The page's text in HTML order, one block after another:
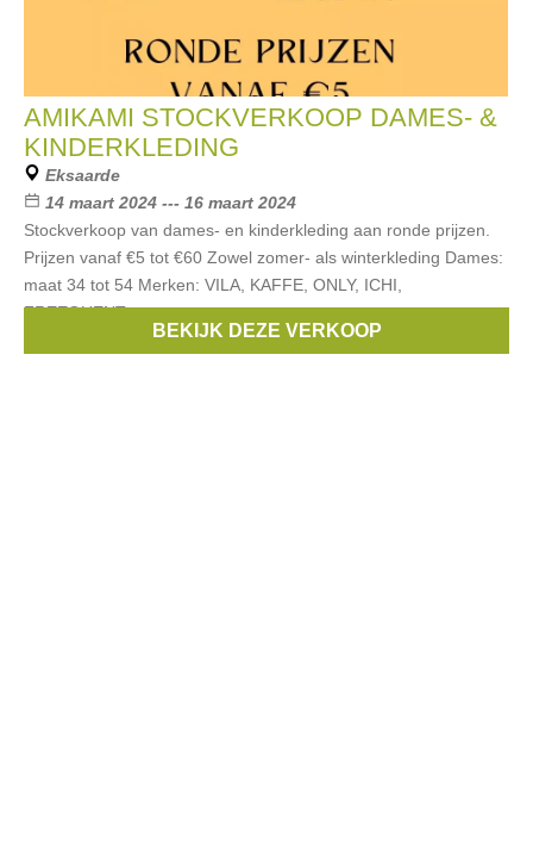
AMIKAMI STOCKVERKOOP DAMES- &
KINDERKLEDING
Eksaarde
14 maart 2024 --- 16 maart 2024
Stockverkoop van dames- en kinderkleding aan ronde prijzen.
Prijzen vanaf €5 tot €60 Zowel zomer- als winterkleding Dames:
maat 34 tot 54 Merken: VILA, KAFFE, ONLY, ICHI,
FREEQUENT,
,Vila,Ichi ,Stones & Bones,
BEKIJK DEZE VERKOOP